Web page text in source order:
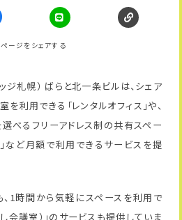
ージをシェアする
札幌） ばらと北一条ビルは、シェア
を利用できる「レンタルオフィス」や、
べるフリーアドレス制の共有スペー
など月額で利用できるサービスを提
1時間から気軽にスペースを利用で
会議室）」のサービスも提供していま